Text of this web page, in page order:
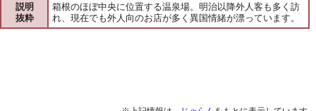
説明
抜粋
箱根のほぼ中央に位置する温泉場。明治以降外人客も多く訪
れ、現在でも外人向のお店が多く異国情緒が漂っています。